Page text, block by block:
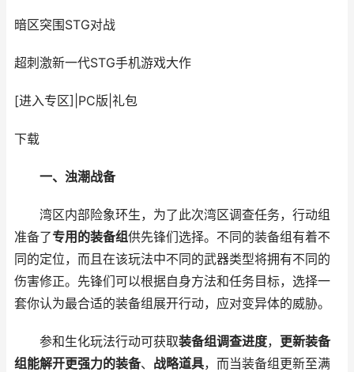
暗区突围STG对战
超刺激新一代STG手机游戏大作
[进入专区] PC版 礼包
下载
一、浊潮战备
湾区内部险象环生，为了此次湾区调查任务，行动组
准备了专用的装备组供先锋们选择。不同的装备组有着不
同的定位，而且在该玩法中不同的武器类型将拥有不同的
伤害修正。先锋们可以根据自身方法和任务目标，选择一
套你认为最合适的装备组展开行动，应对变异体的威胁。
参和生化玩法行动可获取装备组调查进度， 更新装备
组能解开更强力的装备、 战略道具，而当装备组更新至满